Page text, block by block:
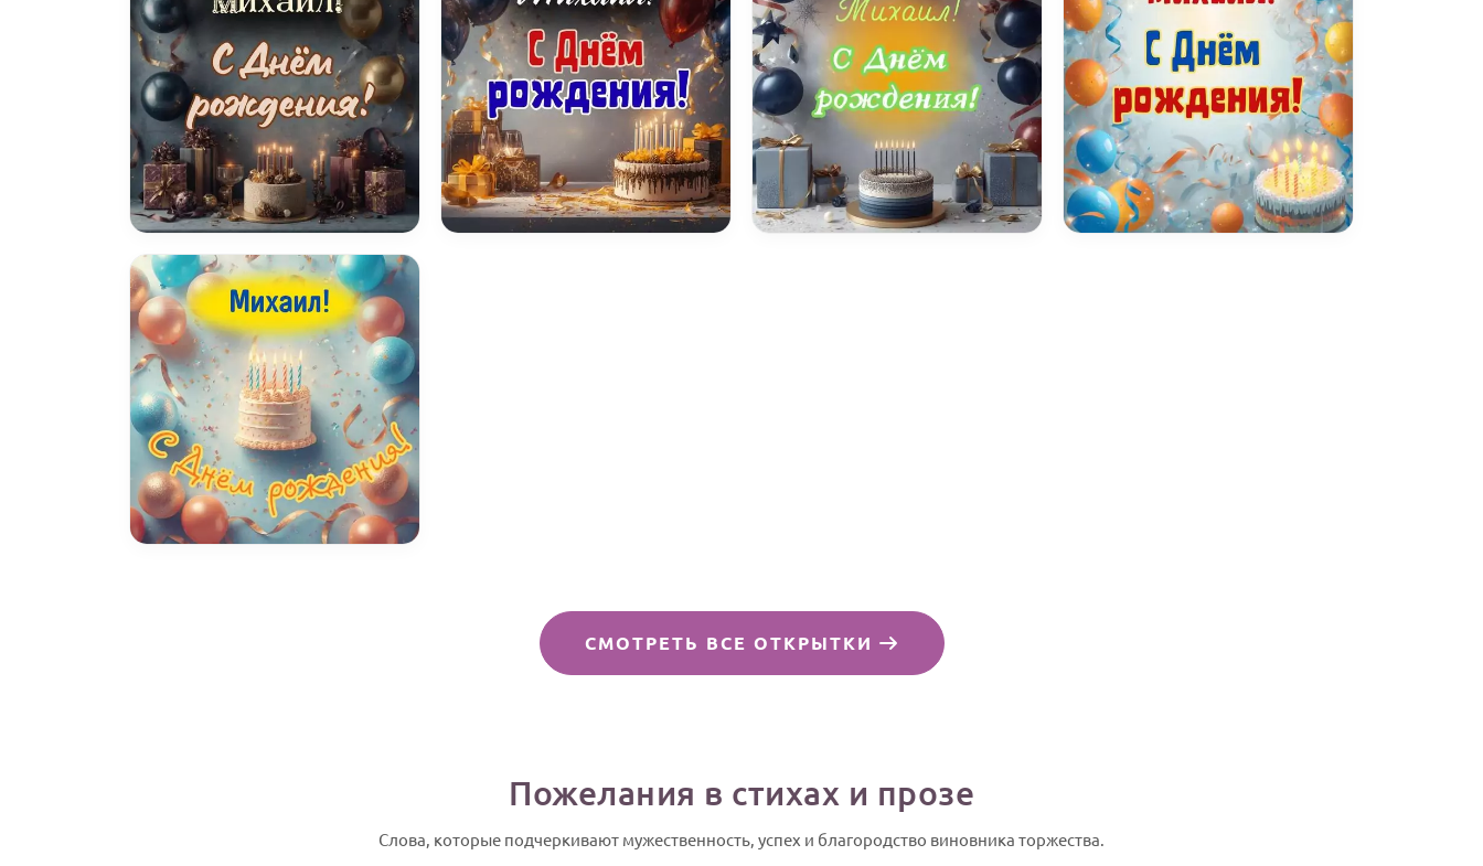
СМОТРЕТЬ ВСЕ ОТКРЫТКИ
Пожелания в стихах и прозе
Слова, которые подчеркивают мужественность, успех и благородство виновника торжества.